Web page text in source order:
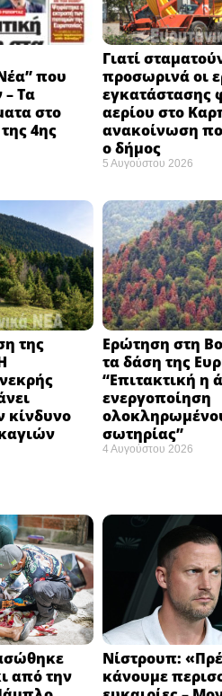
που
Τα
στο
4ης
Γιατί
προσωρινά οι
εγκατάστασης
αερίου στο
ανακοίνωση
ο δήμος
5 Αυγούστου 2026
της
κίνδυνο
Ερώτηση στη
τα δάση της
“Eπιτακτική η
ενεργοποίηση
σωτηρίας”
4 Αυγούστου 2026
από την
Νίστρουπ:
κάνουμε